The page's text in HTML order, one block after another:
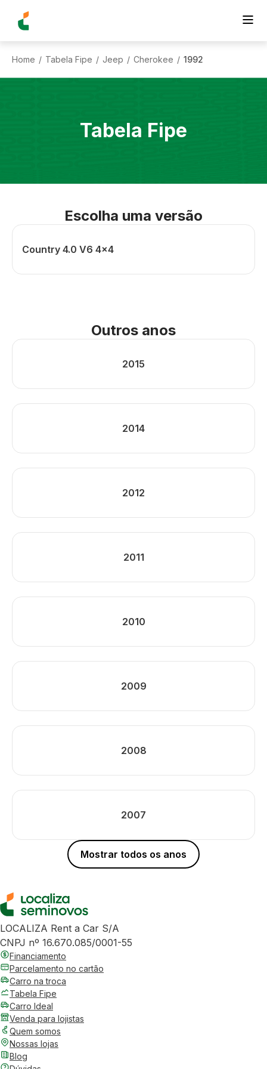
Home / Tabela Fipe / Jeep / Cherokee / 1992
Tabela Fipe
Escolha uma versão
Country 4.0 V6 4x4
Outros anos
2015
2014
2012
2011
2010
2009
2008
2007
Mostrar todos os anos
LOCALIZA Rent a Car S/A
CNPJ nº 16.670.085/0001-55
Financiamento
Parcelamento no cartão
Carro na troca
Tabela Fipe
Carro Ideal
Venda para lojistas
Quem somos
Nossas lojas
Blog